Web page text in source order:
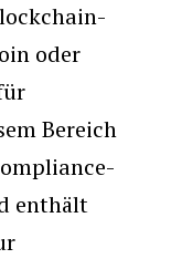
oder
Bereich
enthält